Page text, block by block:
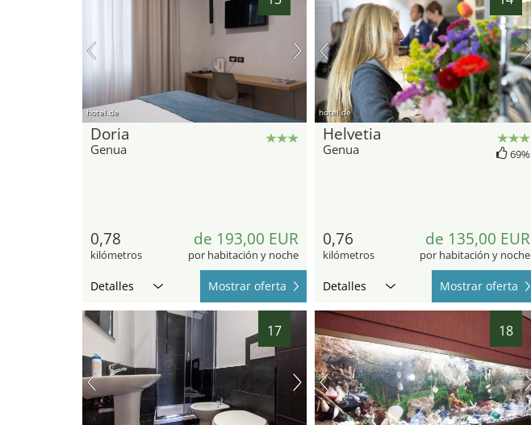
hotel.de
Doria
Genua
0,78
kilómetros
de 193,00 EUR
por habitación y noche
Detalles Mostrar oferta
hotel.de
Helvetia
Genua 69%
0,76
kilómetros
de 135,00 EUR
por habitación y noche
Detalles Mostrar oferta
17 18